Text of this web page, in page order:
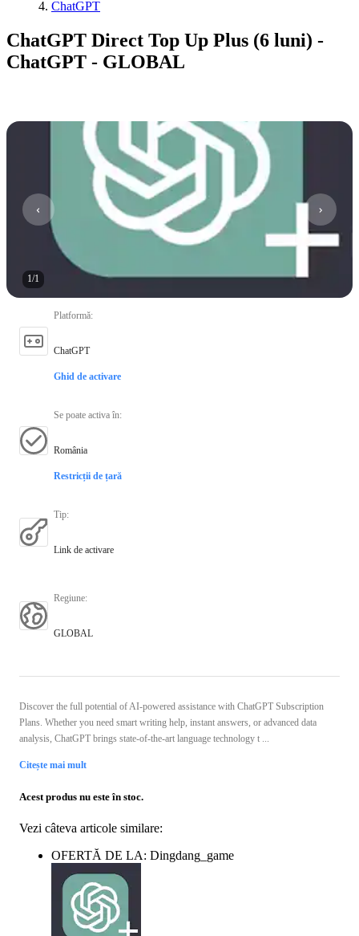
ChatGPT
ChatGPT Direct Top Up Plus (6 luni) -
ChatGPT - GLOBAL
1/1
Platformă:
ChatGPT
Ghid de activare
Se poate activa în:
România
Restricții de țară
Tip:
Link de activare
Regiune:
GLOBAL
Discover the full potential of AI-powered assistance with ChatGPT Subscription
Plans. Whether you need smart writing help, instant answers, or advanced data
analysis, ChatGPT brings state-of-the-art language technology t ...
Citește mai mult
Acest produs nu este în stoc.
Vezi câteva articole similare:
OFERTĂ DE LA: Dingdang_game